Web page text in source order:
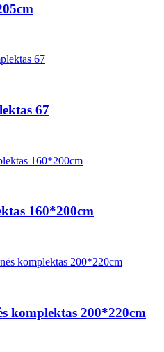
67
160*200cm
komplektas 200*220cm